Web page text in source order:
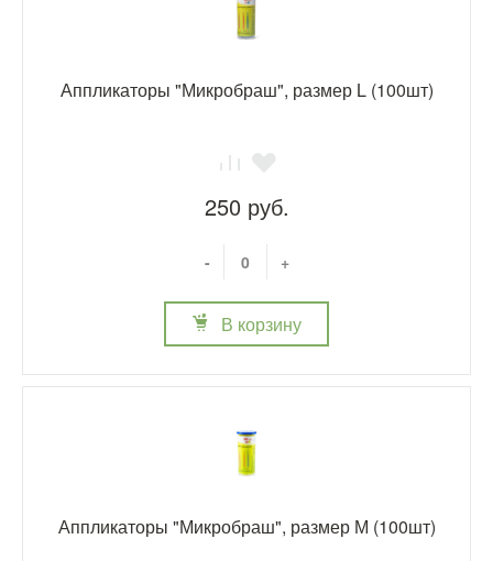
Аппликаторы "Микробраш", размер L (100шт)
250 руб.
- +
В корзину
Аппликаторы "Микробраш", размер М (100шт)